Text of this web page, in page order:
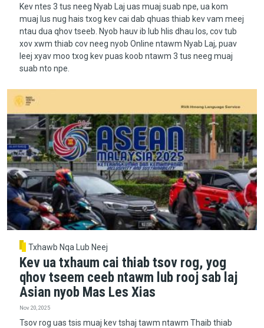
Kev ntes 3 tus neeg Nyab Laj uas muaj suab npe, ua kom
muaj lus nug hais txog kev cai dab qhuas thiab kev vam meej
ntau dua qhov tseeb. Nyob hauv ib lub hlis dhau los, cov tub
xov xwm thiab cov neeg nyob Online ntawm Nyab Laj, puav
leej xyav moo txog kev puas koob ntawm 3 tus neeg muaj
suab nto npe.
Txhawb Nqa Lub Neej
Kev ua txhaum cai thiab tsov rog, yog
qhov tseem ceeb ntawm lub rooj sab laj
Asian nyob Mas Les Xias
Nov 20, 2025
Tsov rog uas tsis muaj kev tshaj tawm ntawm Thaib thiab